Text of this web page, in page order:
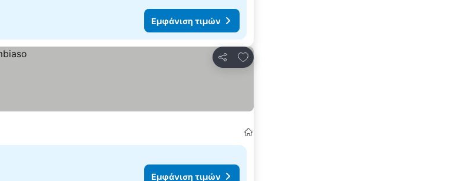
Εμφάνιση τιμών
Κοινοποίηση
Προσθήκη στα αγαπημένα
Εμφάνιση τιμών